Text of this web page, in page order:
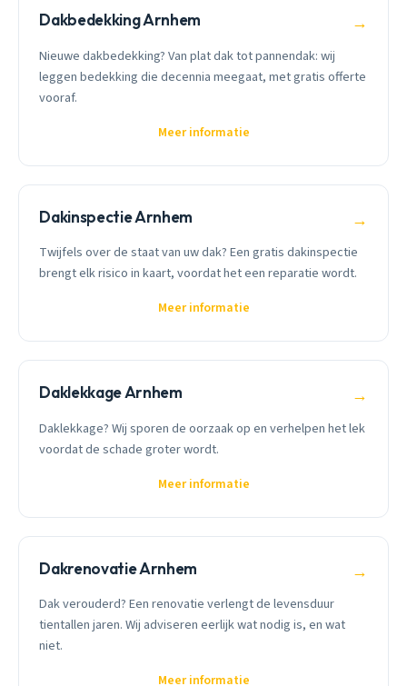
Dakbedekking Arnhem →
Nieuwe dakbedekking? Van plat dak tot pannendak: wij
leggen bedekking die decennia meegaat, met gratis offerte
vooraf.
Meer informatie
Dakinspectie Arnhem →
Twijfels over de staat van uw dak? Een gratis dakinspectie
brengt elk risico in kaart, voordat het een reparatie wordt.
Meer informatie
Daklekkage Arnhem →
Daklekkage? Wij sporen de oorzaak op en verhelpen het lek
voordat de schade groter wordt.
Meer informatie
Dakrenovatie Arnhem →
Dak verouderd? Een renovatie verlengt de levensduur
tientallen jaren. Wij adviseren eerlijk wat nodig is, en wat
niet.
Meer informatie